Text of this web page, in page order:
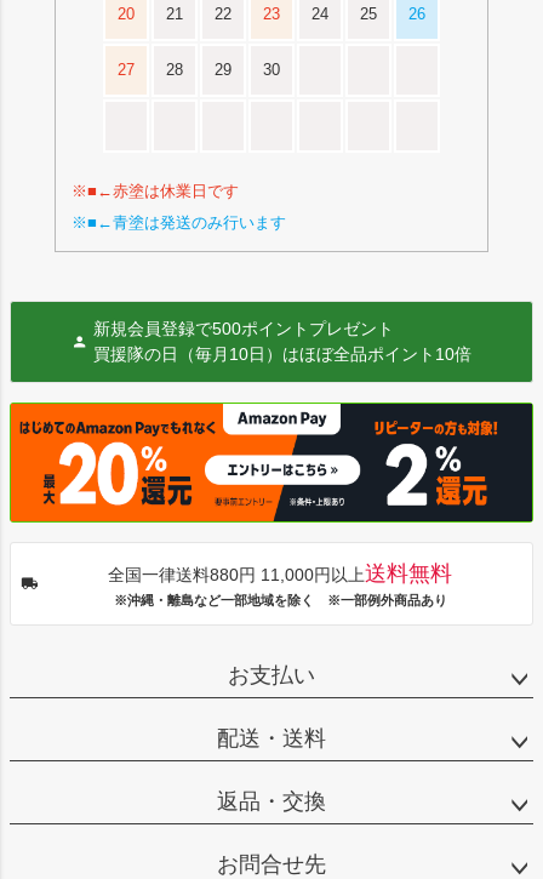
20 21 22 23 24 25 26
27 28 29 30
※■←赤塗は休業日です
※■←青塗は発送のみ行います
新規会員登録で500ポイントプレゼント
買援隊の日（毎月10日）はほぼ全品ポイント10倍
全国一律送料880円 11,000円以上送料無料
※沖縄・離島など一部地域を除く ※一部例外商品あり
お支払い
配送・送料
返品・交換
お問合せ先